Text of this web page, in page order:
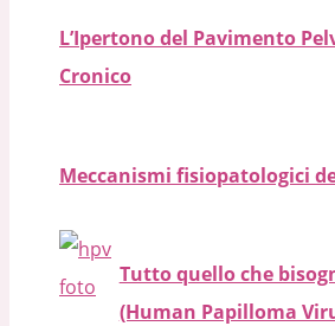
L’Ipertono del Pavimento
Cronico
Meccanismi fisiopatologici
Tutto quello che
(Human Papilloma